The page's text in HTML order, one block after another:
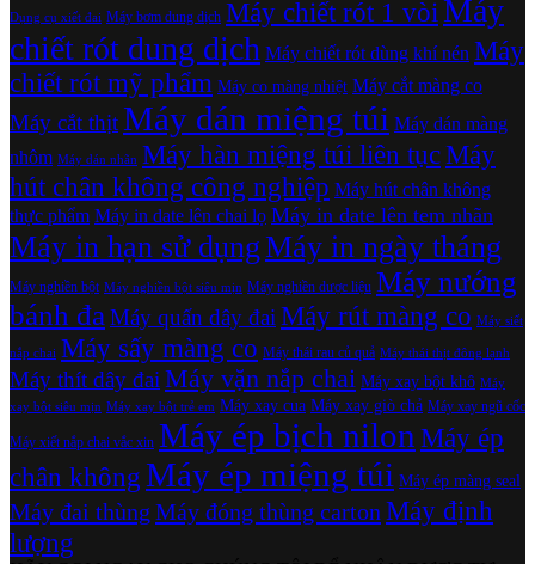
Dụng cụ xiết đai Máy bơm dung dịch Máy chiết rót 1 vòiMáy
chiết rót dung dịch Máy chiết rót dùng khí nén Máy
chiết rót mỹ phẩm Máy co màng nhiệt Máy cắt màng co
Máy cắt thịtMáy dán miệng túi Máy dán màng
nhôm Máy dán nhãn Máy hàn miệng túi liên tụcMáy
hút chân không công nghiệp Máy hút chân không
thực phẩm Máy in date lên chai lọ Máy in date lên tem nhãn
Máy in hạn sử dụngMáy in ngày tháng
Máy nghiền bột Máy nghiền bột siêu mịn Máy nghiền dược liệu Máy nướng
bánh đa Máy quấn dây đai Máy rút màng co Máy siết
nắp chai Máy sấy màng co Máy thái rau củ quả Máy thái thịt đông lạnh
Máy thít dây đai Máy vặn nắp chai Máy xay bột khô Máy
xay bột siêu mịn Máy xay bột trẻ em Máy xay cua Máy xay giò chả Máy xay ngũ cốc
Máy xiết nắp chai vắc xin Máy ép bịch nilon Máy ép
chân không Máy ép miệng túi Máy ép màng seal
Máy đai thùng Máy đóng thùng carton Máy định
lượng